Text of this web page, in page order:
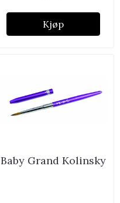
Kjøp
Baby Grand Kolinsky